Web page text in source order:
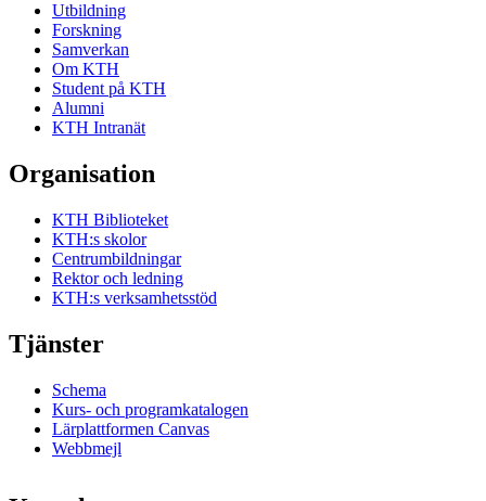
Utbildning
Forskning
Samverkan
Om KTH
Student på KTH
Alumni
KTH Intranät
Organisation
KTH Biblioteket
KTH:s skolor
Centrumbildningar
Rektor och ledning
KTH:s verksamhetsstöd
Tjänster
Schema
Kurs- och programkatalogen
Lärplattformen Canvas
Webbmejl